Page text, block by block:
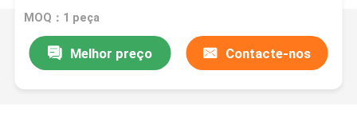
MOQ：1 peça
Melhor preço Contacte-nos